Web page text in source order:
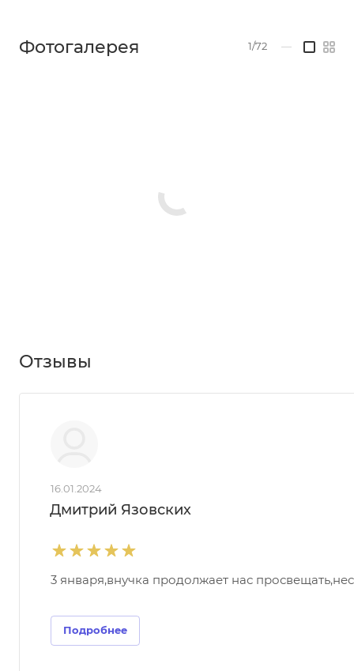
Фотогалерея 1/72 —
Отзывы
16.01.2024
Дмитрий Язовских
3 января,внучка продолжает нас
Подробнее